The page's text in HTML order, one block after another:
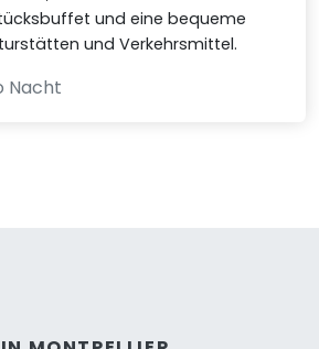
und eine bequeme
und Verkehrsmittel.
Nacht